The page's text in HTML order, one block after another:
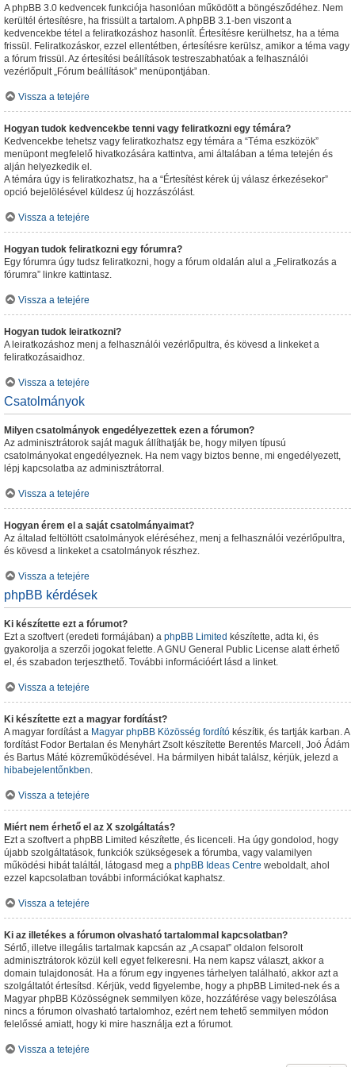
A phpBB 3.0 kedvencek funkciója hasonlóan működött a böngésződéhez. Nem
kerültél értesítésre, ha frissült a tartalom. A phpBB 3.1-ben viszont a
kedvencekbe tétel a feliratkozáshoz hasonlít. Értesítésre kerülhetsz, ha a téma
frissül. Feliratkozáskor, ezzel ellentétben, értesítésre kerülsz, amikor a téma vagy
a fórum frissül. Az értesítési beállítások testreszabhatóak a felhasználói
vezérlőpult „Fórum beállítások” menüpontjában.
Vissza a tetejére
Hogyan tudok kedvencekbe tenni vagy feliratkozni egy témára?
Kedvencekbe tehetsz vagy feliratkozhatsz egy témára a “Téma eszközök”
menüpont megfelelő hivatkozására kattintva, ami általában a téma tetején és
alján helyezkedik el.
A témára úgy is feliratkozhatsz, ha a “Értesítést kérek új válasz érkezésekor”
opció bejelölésével küldesz új hozzászólást.
Vissza a tetejére
Hogyan tudok feliratkozni egy fórumra?
Egy fórumra úgy tudsz feliratkozni, hogy a fórum oldalán alul a „Feliratkozás a
fórumra” linkre kattintasz.
Vissza a tetejére
Hogyan tudok leiratkozni?
A leiratkozáshoz menj a felhasználói vezérlőpultra, és kövesd a linkeket a
feliratkozásaidhoz.
Vissza a tetejére
Csatolmányok
Milyen csatolmányok engedélyezettek ezen a fórumon?
Az adminisztrátorok saját maguk állíthatják be, hogy milyen típusú
csatolmányokat engedélyeznek. Ha nem vagy biztos benne, mi engedélyezett,
lépj kapcsolatba az adminisztrátorral.
Vissza a tetejére
Hogyan érem el a saját csatolmányaimat?
Az általad feltöltött csatolmányok eléréséhez, menj a felhasználói vezérlőpultra,
és kövesd a linkeket a csatolmányok részhez.
Vissza a tetejére
phpBB kérdések
Ki készítette ezt a fórumot?
Ezt a szoftvert (eredeti formájában) a phpBB Limited készítette, adta ki, és
gyakorolja a szerzői jogokat felette. A GNU General Public License alatt érhető
el, és szabadon terjeszthető. További információért lásd a linket.
Vissza a tetejére
Ki készítette ezt a magyar fordítást?
A magyar fordítást a Magyar phpBB Közösség fordító készítik, és tartják karban. A
fordítást Fodor Bertalan és Menyhárt Zsolt készítette Berentés Marcell, Joó Ádám
és Bartus Máté közreműködésével. Ha bármilyen hibát találsz, kérjük, jelezd a
hibabejelentőnkben.
Vissza a tetejére
Miért nem érhető el az X szolgáltatás?
Ezt a szoftvert a phpBB Limited készítette, és licenceli. Ha úgy gondolod, hogy
újabb szolgáltatások, funkciók szükségesek a fórumba, vagy valamilyen
működési hibát találtál, látogasd meg a phpBB Ideas Centre weboldalt, ahol
ezzel kapcsolatban további információkat kaphatsz.
Vissza a tetejére
Ki az illetékes a fórumon olvasható tartalommal kapcsolatban?
Sértő, illetve illegális tartalmak kapcsán az „A csapat” oldalon felsorolt
adminisztrátorok közül kell egyet felkeresni. Ha nem kapsz választ, akkor a
domain tulajdonosát. Ha a fórum egy ingyenes tárhelyen található, akkor azt a
szolgáltatót értesítsd. Kérjük, vedd figyelembe, hogy a phpBB Limited-nek és a
Magyar phpBB Közösségnek semmilyen köze, hozzáférése vagy beleszólása
nincs a fórumon olvasható tartalomhoz, ezért nem tehető semmilyen módon
felelőssé amiatt, hogy ki mire használja ezt a fórumot.
Vissza a tetejére